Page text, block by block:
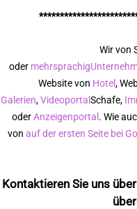
Wir von
oder mehrsprachig
Website von Hotel,
Galerien,Videoportal Schafe,
oderAnzeigenportal . Wie
von auf der ersten Seite bei
Kontaktieren Sie uns